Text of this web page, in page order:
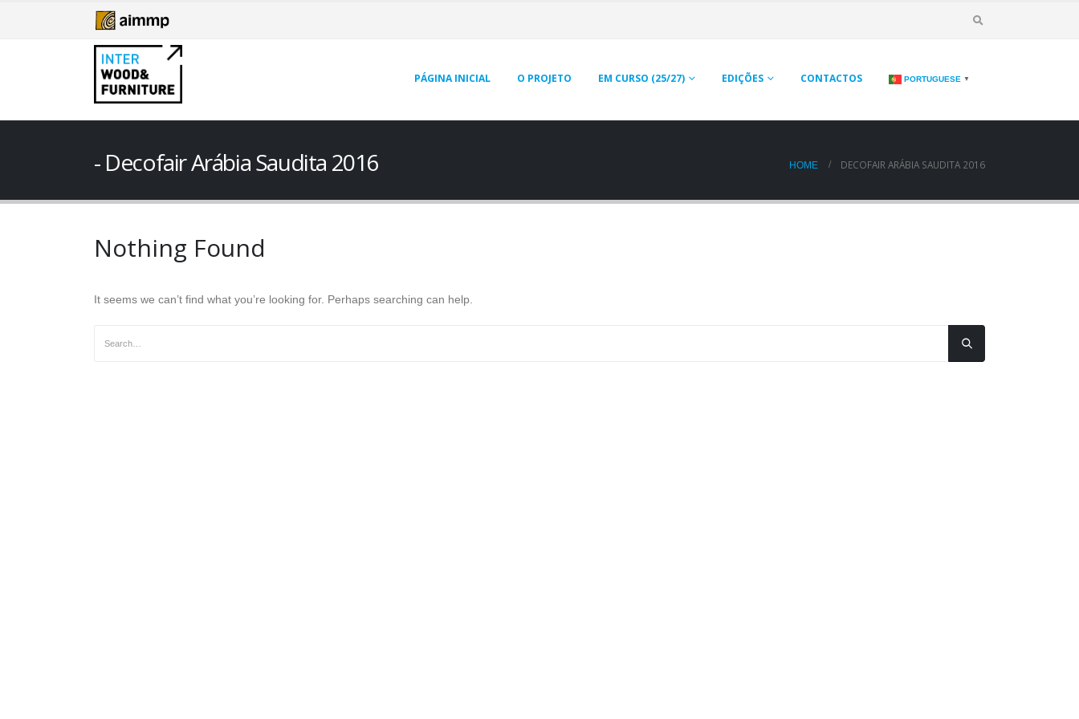
PÁGINA INICIAL O PROJETO EM CURSO (25/27) EDIÇÕES CONTACTOS PORTUGUESE ▼
Decofair Arábia Saudita 2016 HOME DECOFAIR ARÁBIA SAUDITA 2016
Nothing Found
It seems we can’t find what you’re looking for. Perhaps searching can help.